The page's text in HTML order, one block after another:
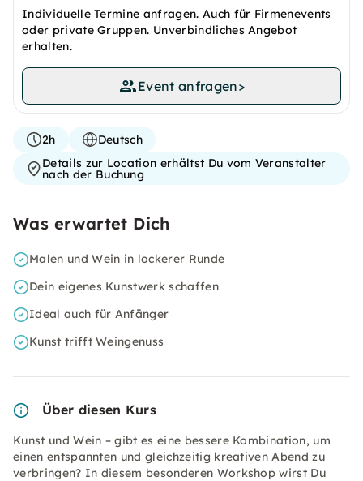
Individuelle Termine anfragen. Auch für Firmenevents
oder private Gruppen. Unverbindliches Angebot
erhalten.
Event anfragen>
2h
Deutsch
Details zur Location erhältst Du vom Veranstalter
nach der Buchung
Was erwartet Dich
Malen und Wein in lockerer Runde
Dein eigenes Kunstwerk schaffen
Ideal auch für Anfänger
Kunst trifft Weingenuss
Über diesen Kurs
Kunst und Wein – gibt es eine bessere Kombination, um
einen entspannten und gleichzeitig kreativen Abend zu
verbringen? In diesem besonderen Workshop wirst Du